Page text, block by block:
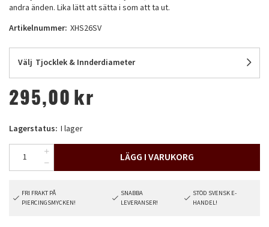
andra änden. Lika lätt att sätta i som att ta ut.
Artikelnummer: XHS26SV
Välj Tjocklek & Innderdiameter
295,00 kr
Lagerstatus: I lager
LÄGG I VARUKORG
FRI FRAKT PÅ
PIERCINGSMYCKEN!
SNABBA
LEVERANSER!
STÖD SVENSK E-
HANDEL!